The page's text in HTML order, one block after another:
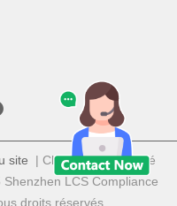
site | Chine Bonne qualité
LCS Compliance
droits réservés.